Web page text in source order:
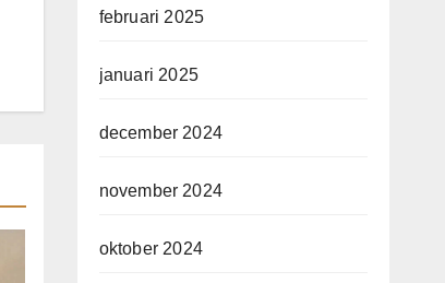
februari 2025
januari 2025
december 2024
november 2024
oktober 2024